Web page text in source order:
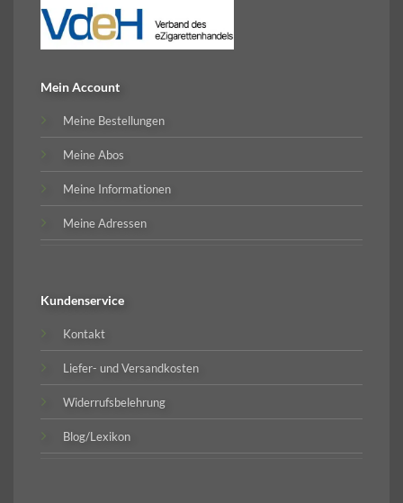
Mein Account
Meine Bestellungen
Meine Abos
Meine Informationen
Meine Adressen
Kundenservice
Kontakt
Liefer- und Versandkosten
Widerrufsbelehrung
Blog/Lexikon